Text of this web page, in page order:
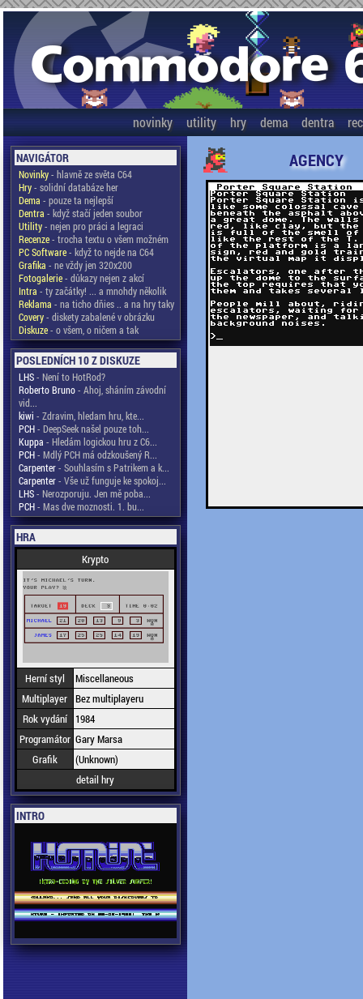
novinky utility hry dema dentra
NAVIGÁTOR
Novinky- hlavně ze světa C64
Hry- solidní databáze her
Dema - pouze ta nejlepší
Dentra - když stačí jeden soubor
Utility- nejen pro práci a legraci
Recenze- trocha textu o všem možném
PC Software- když to nejde na C64
Grafika - ne vždy jen 320x200
Fotogalerie- důkazy nejen z akcí
Intra - ty začátky! ... a mnohdy několik
Reklama - na ticho dňies .. a na hry taky
Covery- diskety zabalené v obrázku
Diskuze- o všem, o ničem a tak
POSLEDNÍCH 10 Z DISKUZE
LHS- Není to HotRod?
Roberto Bruno- Ahoj, sháním závodní
vid...
kiwi - Zdravim, hledam hru, kte...
PCH- DeepSeek našel pouze toh...
Kuppa - Hledám logickou hru z C6...
PCH- Mdlý PCH má odzkoušený R...
Carpenter- Souhlasím s Patrikem a k...
Carpenter- Vše už funguje ke spokoj...
LHS- Nerozporuju. Jen mě poba...
PCH- Mas dve moznosti. 1. bu...
HRA
Krypto
Herní styl
Miscellaneous
Multiplayer Bez multiplayeru
Rok vydání
1984
Programátor Gary Marsa
Grafik
(Unknown)
detail hry
INTRO
AGENCY